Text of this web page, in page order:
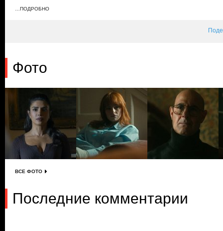
Джоана встречается с российским премьер-министром и
…ПОДРОБНО
Фото
ВСЕ ФОТО
Последние комментарии